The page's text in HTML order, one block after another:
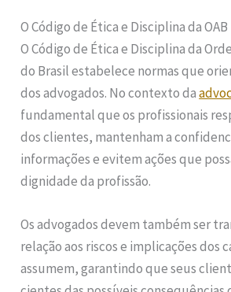
O Código de Ética e Disciplina da OAB
O Código de Ética e Disciplina da
do Brasil estabelece normas que
dos advogados. No contexto da
fundamental que os profissionais
dos clientes, mantenham a
informações e evitem ações que
dignidade da profissão.
Os advogados devem também ser
relação aos riscos e implicações dos
assumem, garantindo que seus